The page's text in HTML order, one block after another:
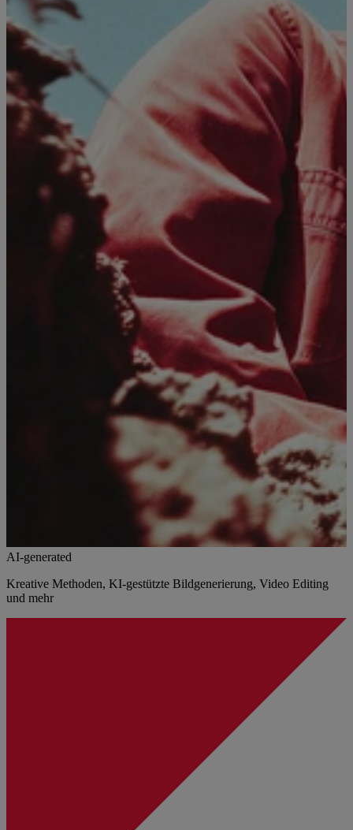
AI-generated
Kreative Methoden, KI-gestützte Bildgenerierung, Video Editing
und mehr